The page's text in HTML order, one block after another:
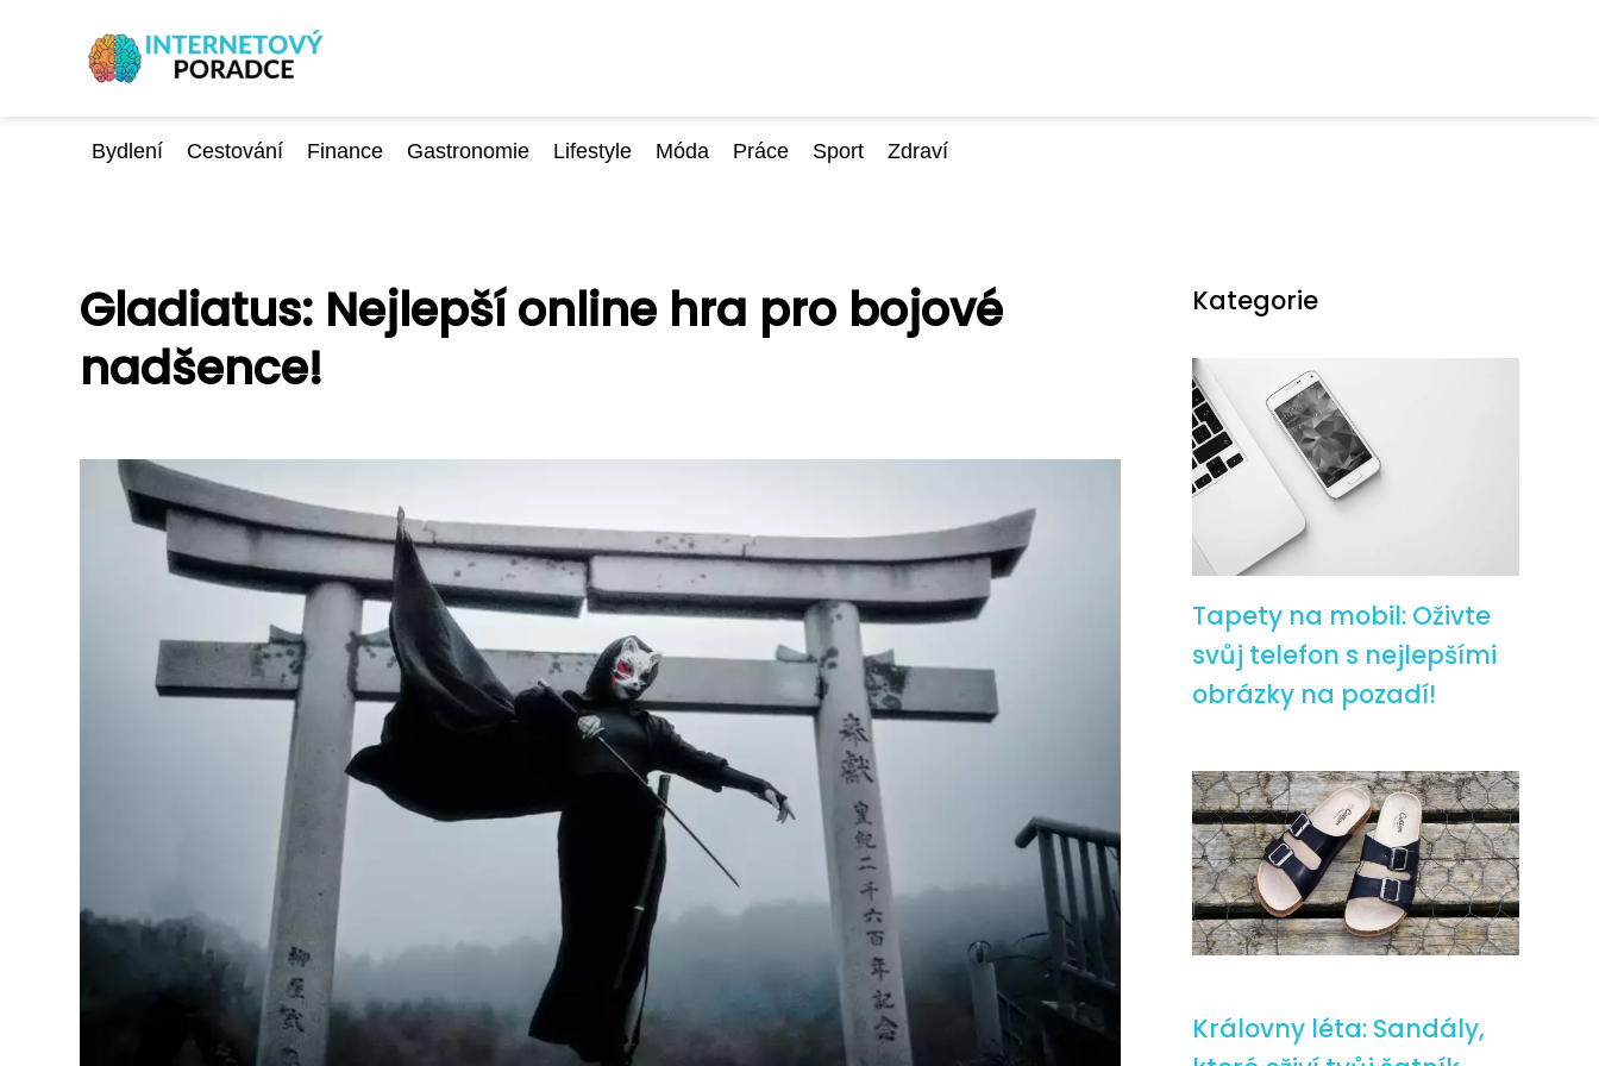
Bydlení Cestování Finance Gastronomie Lifestyle Móda Práce Sport Zdraví
Gladiatus: Nejlepší online hra pro bojové
nadšence!
Kategorie
Tapety na mobil: Oživte
svůj telefon s nejlepšími
obrázky na pozadí!
Královny léta: Sandály,